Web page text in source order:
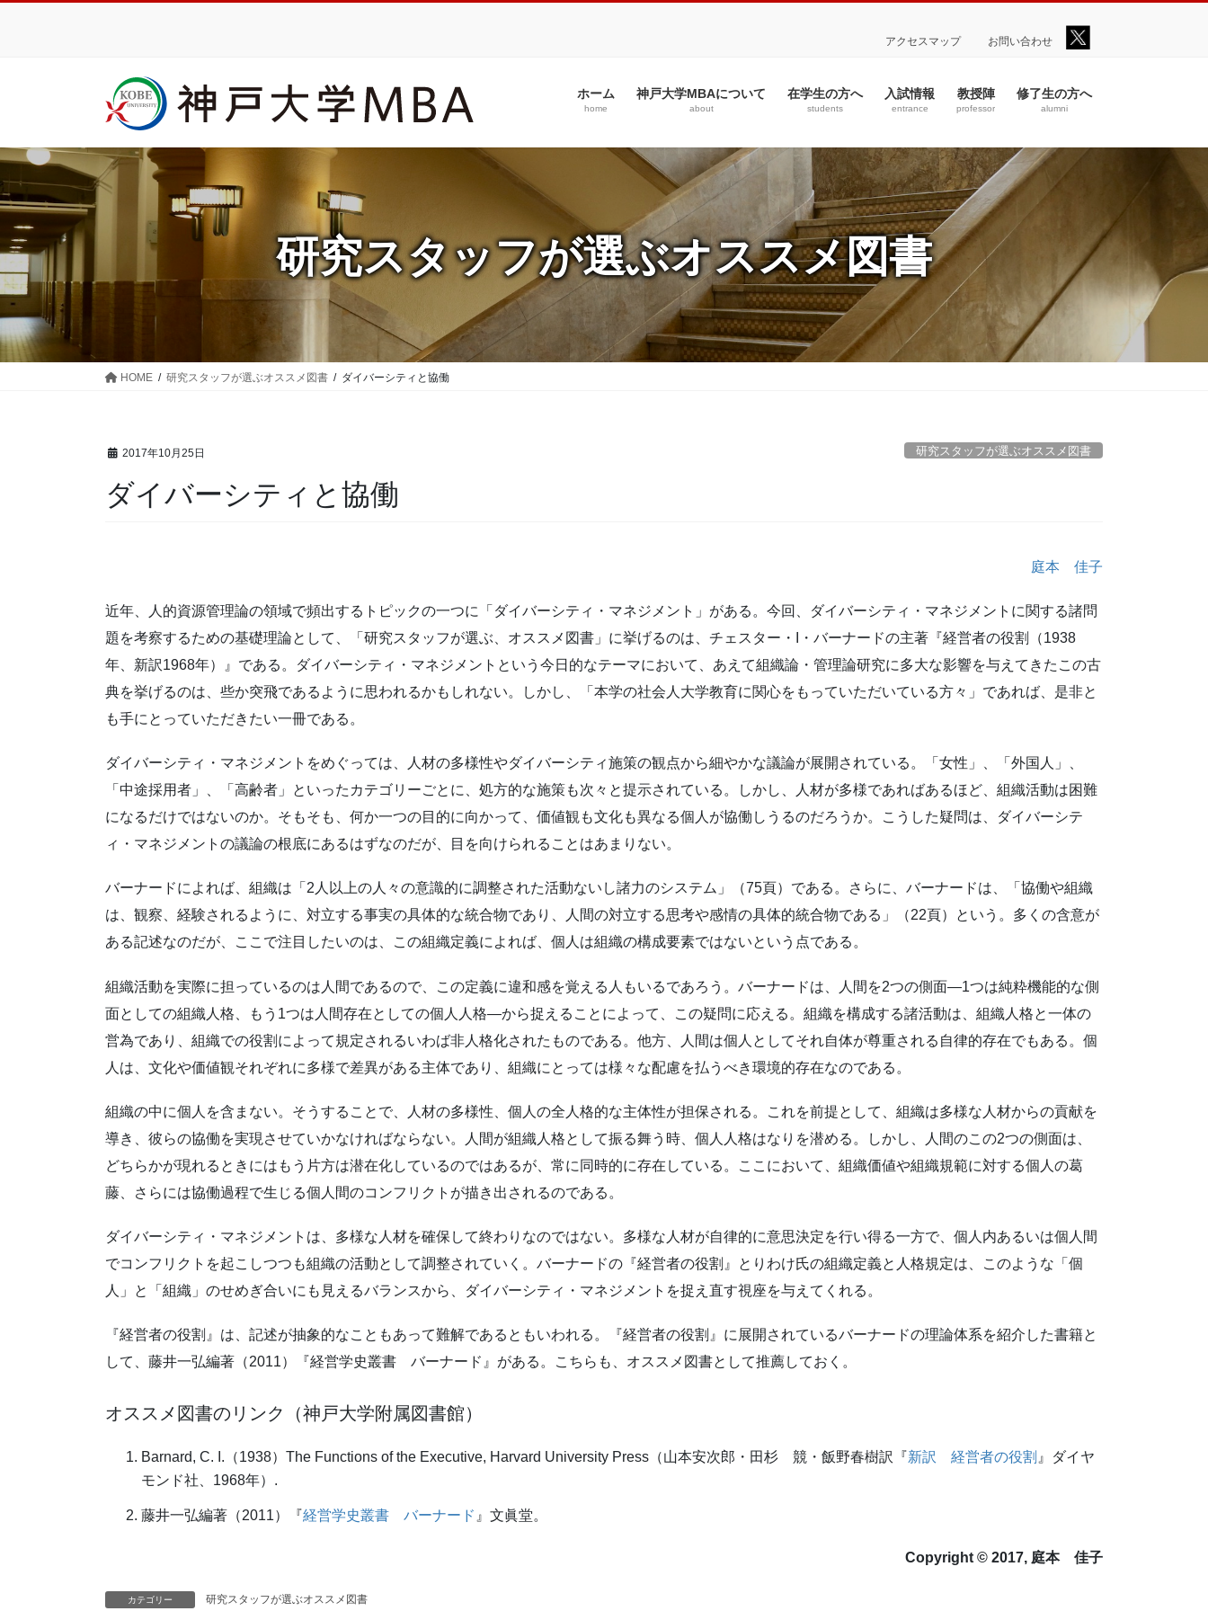
動
に
移
動
アクセスマップ お問い合わせ
ホーム
home
神戸大学MBAについて
about
在学生の方へ
students
入試情報
entrance
教授陣
professor
修了生の方へ
alumni
研究スタッフが選ぶオススメ図書
HOME 研究スタッフが選ぶオススメ図書 ダイバーシティと協働
2017年10月25日 研究スタッフが選ぶオススメ図書
ダイバーシティと協働
庭本 佳子
近年、人的資源管理論の領域で頻出するトピックの一つに「ダイバーシティ・マネジメント」がある。今回、ダイバーシティ・マネジメントに関する諸問
題を考察するための基礎理論として、「研究スタッフが選ぶ、オススメ図書」に挙げるのは、チェスター・I・バーナードの主著『経営者の役割（1938
年、新訳1968年）』である。ダイバーシティ・マネジメントという今日的なテーマにおいて、あえて組織論・管理論研究に多大な影響を与えてきたこの古
典を挙げるのは、些か突飛であるように思われるかもしれない。しかし、「本学の社会人大学教育に関心をもっていただいている方々」であれば、是非と
も手にとっていただきたい一冊である。
ダイバーシティ・マネジメントをめぐっては、人材の多様性やダイバーシティ施策の観点から細やかな議論が展開されている。「女性」、「外国人」、
「中途採用者」、「高齢者」といったカテゴリーごとに、処方的な施策も次々と提示されている。しかし、人材が多様であればあるほど、組織活動は困難
になるだけではないのか。そもそも、何か一つの目的に向かって、価値観も文化も異なる個人が協働しうるのだろうか。こうした疑問は、ダイバーシテ
ィ・マネジメントの議論の根底にあるはずなのだが、目を向けられることはあまりない。
バーナードによれば、組織は「2人以上の人々の意識的に調整された活動ないし諸力のシステム」（75頁）である。さらに、バーナードは、「協働や組織
は、観察、経験されるように、対立する事実の具体的な統合物であり、人間の対立する思考や感情の具体的統合物である」（22頁）という。多くの含意が
ある記述なのだが、ここで注目したいのは、この組織定義によれば、個人は組織の構成要素ではないという点である。
組織活動を実際に担っているのは人間であるので、この定義に違和感を覚える人もいるであろう。バーナードは、人間を2つの側面―1つは純粋機能的な側
面としての組織人格、もう1つは人間存在としての個人人格―から捉えることによって、この疑問に応える。組織を構成する諸活動は、組織人格と一体の
営為であり、組織での役割によって規定されるいわば非人格化されたものである。他方、人間は個人としてそれ自体が尊重される自律的存在でもある。個
人は、文化や価値観それぞれに多様で差異がある主体であり、組織にとっては様々な配慮を払うべき環境的存在なのである。
組織の中に個人を含まない。そうすることで、人材の多様性、個人の全人格的な主体性が担保される。これを前提として、組織は多様な人材からの貢献を
導き、彼らの協働を実現させていかなければならない。人間が組織人格として振る舞う時、個人人格はなりを潜める。しかし、人間のこの2つの側面は、
どちらかが現れるときにはもう片方は潜在化しているのではあるが、常に同時的に存在している。ここにおいて、組織価値や組織規範に対する個人の葛
藤、さらには協働過程で生じる個人間のコンフリクトが描き出されるのである。
ダイバーシティ・マネジメントは、多様な人材を確保して終わりなのではない。多様な人材が自律的に意思決定を行い得る一方で、個人内あるいは個人間
でコンフリクトを起こしつつも組織の活動として調整されていく。バーナードの『経営者の役割』とりわけ氏の組織定義と人格規定は、このような「個
人」と「組織」のせめぎ合いにも見えるバランスから、ダイバーシティ・マネジメントを捉え直す視座を与えてくれる。
『経営者の役割』は、記述が抽象的なこともあって難解であるともいわれる。『経営者の役割』に展開されているバーナードの理論体系を紹介した書籍と
して、藤井一弘編著（2011）『経営学史叢書 バーナード』がある。こちらも、オススメ図書として推薦しておく。
オススメ図書のリンク（神戸大学附属図書館）
Barnard, C. I.（1938）The Functions of the Executive, Harvard University Press（山本安次郎・田杉 競・飯野春樹訳『新訳 経営者の役割 』ダイヤ
モンド社、1968年）.
藤井一弘編著（2011）『経営学史叢書 バーナード 』文眞堂。
Copyright © 2017, 庭本 佳子
カテゴリー 研究スタッフが選ぶオススメ図書